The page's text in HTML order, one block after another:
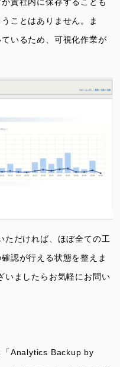
貴社内に保存することも
ことはありません。ま
いるため、可視化作業が
ただければ、ほぼ全ての工
認が行える状態を整えま
いましたらお気軽にお問い
「Analytics Backup by